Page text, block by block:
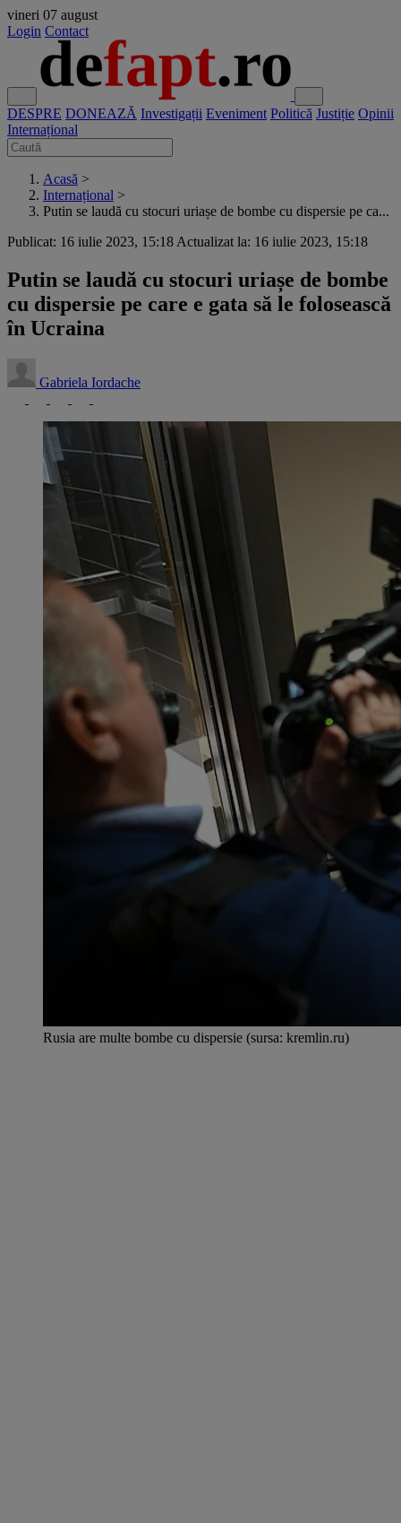
vineri 07 august
Login Contact
DESPRE DONEAZĂ Investigații Eveniment Politică Justiție Opinii
Internațional
Acasă >
Internațional >
Putin se laudă cu stocuri uriașe de bombe cu dispersie pe ca...
Publicat: 16 iulie 2023, 15:18 Actualizat la: 16 iulie 2023, 15:18
Putin se laudă cu stocuri uriașe de bombe
cu dispersie pe care e gata să le folosească
în Ucraina
Gabriela Iordache
Rusia are multe bombe cu dispersie (sursa: kremlin.ru)